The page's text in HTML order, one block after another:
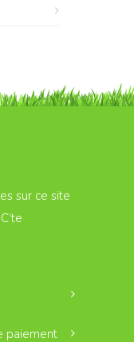
sur ce site
paiement